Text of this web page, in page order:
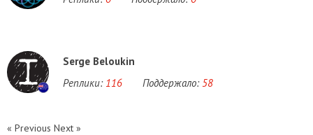
Serge Beloukin
Реплики: 116 Поддержало: 58
« Previous Next »